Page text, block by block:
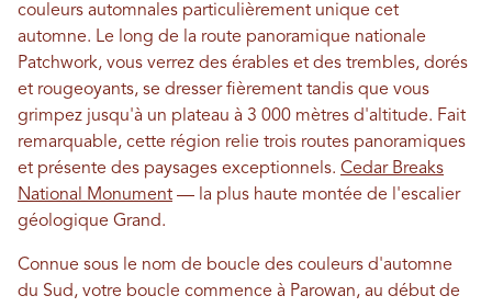
couleurs automnales particulièrement unique cet
automne. Le long de la route panoramique nationale
Patchwork, vous verrez des érables et des trembles, dorés
et rougeoyants, se dresser fièrement tandis que vous
grimpez jusqu'à un plateau à 3 000 mètres d'altitude. Fait
remarquable, cette région relie trois routes panoramiques
et présente des paysages exceptionnels. Cedar Breaks
National Monument — la plus haute montée de l'escalier
géologique Grand.
Connue sous le nom de boucle des couleurs d'automne
du Sud, votre boucle commence à Parowan, au début de